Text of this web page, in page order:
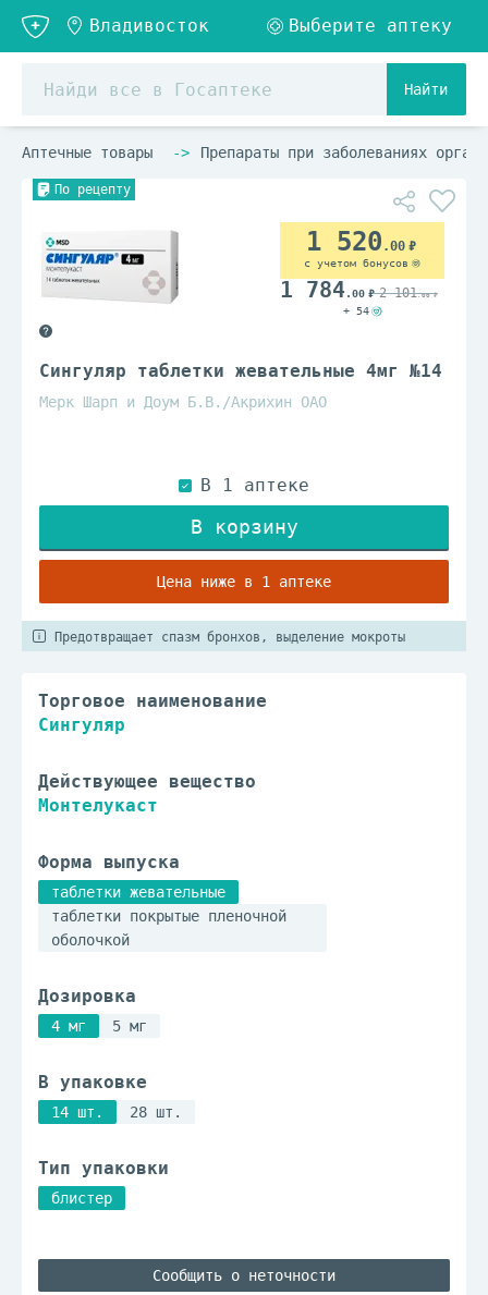
Найти
Аптечные товары Препараты при заболеваниях
По рецепту
Сингуляр таблетки жевательные 4мг №14
Мерк Шарп и Доум Б.В./Акрихин ОАО
В наличии в 1 аптеке
Цена ниже в 1 аптеке
1 520 .00
с учетом бонусов
1 784.00 2 101.00
+ 54
Предотвращает спазм бронхов, выделение мокроты
Торговое наименование
Сингуляр
Действующее вещество
Монтелукаст
Форма выпуска
таблетки жевательные
таблетки покрытые пленочной
оболочкой
Дозировка
4 мг 5 мг
В упаковке
14 шт. 28 шт.
Тип упаковки
блистер
Сообщить о неточности